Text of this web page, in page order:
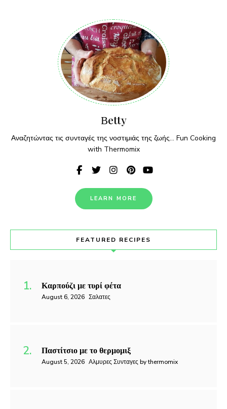
Βetty
Αναζητώντας τις συνταγές της νοστιμιάς της ζωής... Fun Cooking
with Thermomix
LEARN MORE
FEATURED RECIPES
Καρπούζι με τυρί φέτα
August 6, 2026 Σαλατες
Παστίτσιο με το θερμομιξ
August 5, 2026 Αλμυρες Συνταγες by thermomix